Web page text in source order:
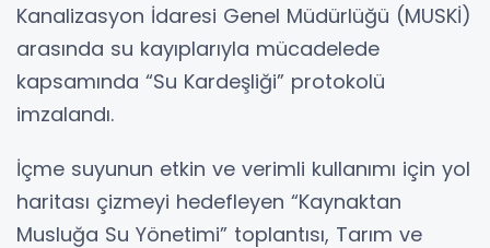
Kanalizasyon İdaresi Genel Müdürlüğü (MUSKİ)
arasında su kayıplarıyla mücadelede
kapsamında “Su Kardeşliği” protokolü
imzalandı.
İçme suyunun etkin ve verimli kullanımı için yol
haritası çizmeyi hedefleyen “Kaynaktan
Musluğa Su Yönetimi” toplantısı, Tarım ve